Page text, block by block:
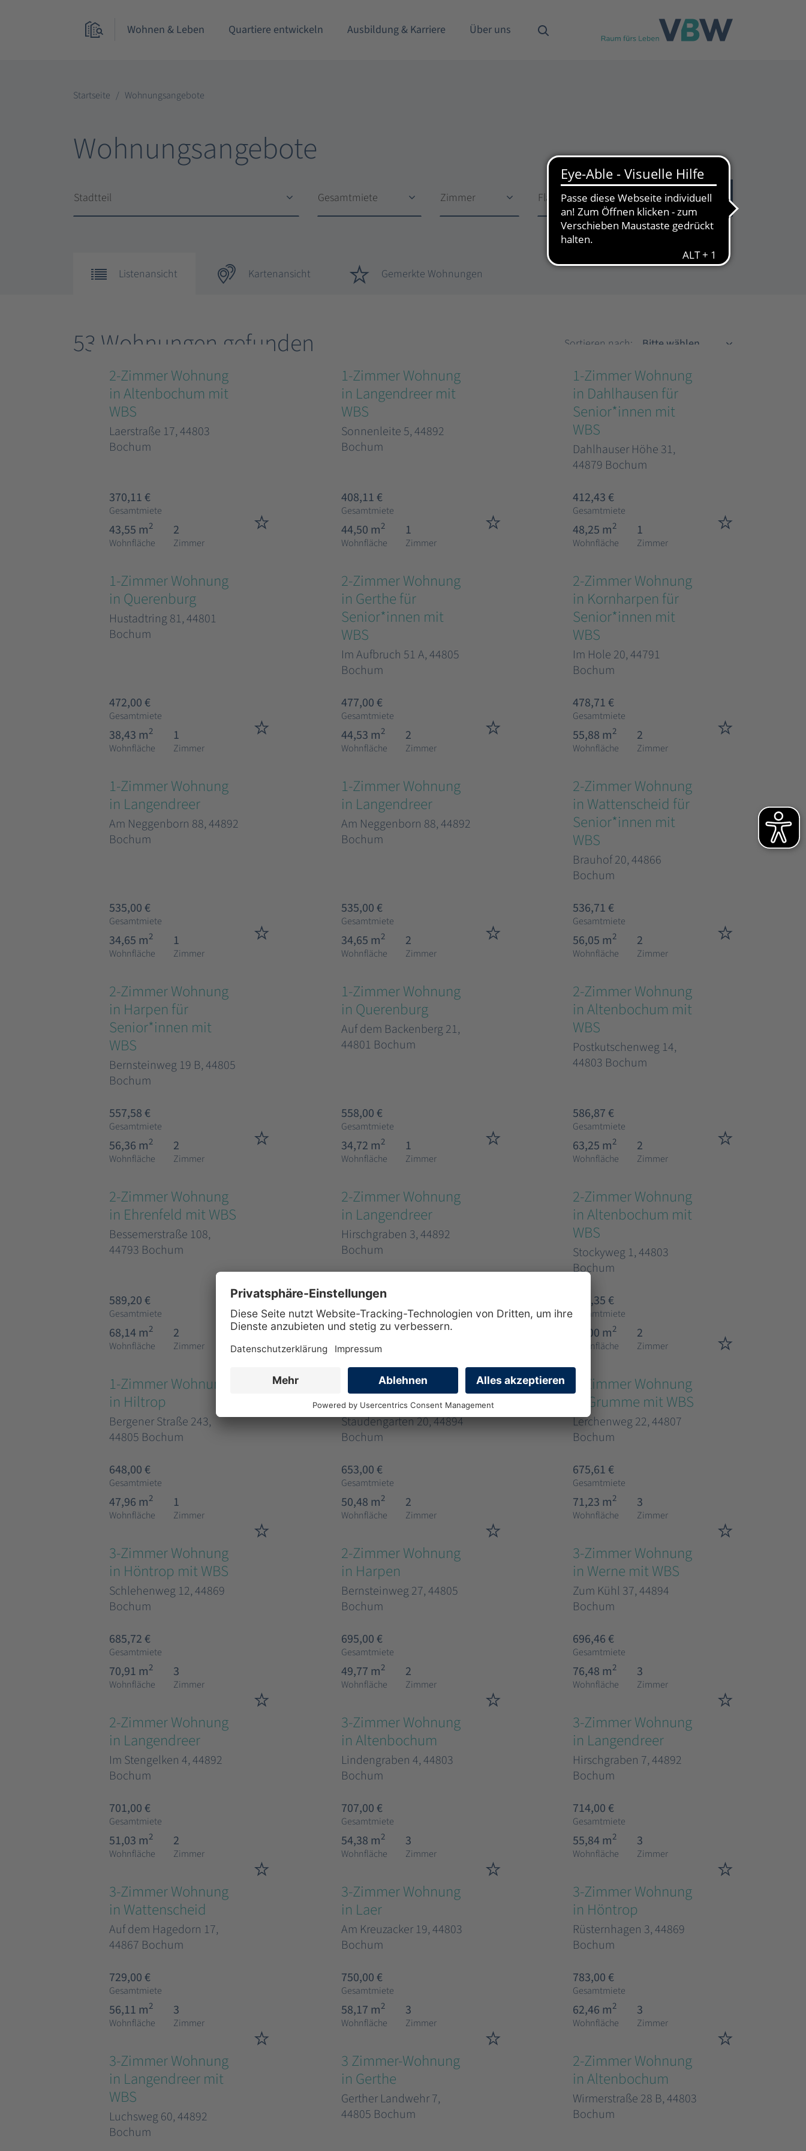
Wohnen & Leben Quartiere entwickeln Ausbildung & Karriere Über uns
Startseite Wohnungsangebote
Wohnungsangebote
Stadtteil Gesamtmiete Zimmer
Fläche
Fläche 53Treffer
Listenansicht Kartenansicht Gemerkte Wohnungen
53 Wohnungen gefunden Sortieren nach:
2-Zimmer Wohnung
in Altenbochum mit
WBS
Laerstraße 17, 44803
Bochum
370,11 €
Gesamtmiete
43,55 m2
Wohnfläche
2
Zimmer
1-Zimmer Wohnung
in Langendreer mit
WBS
Sonnenleite 5, 44892
Bochum
408,11 €
Gesamtmiete
44,50 m2
Wohnfläche
1
Zimmer
1-Zimmer Wohnung
in Dahlhausen für
Senior*innen mit
WBS
Dahlhauser Höhe 31,
44879 Bochum
412,43 €
Gesamtmiete
48,25 m2
Wohnfläche
1
Zimmer
1-Zimmer Wohnung
in Querenburg
Hustadtring 81, 44801
Bochum
472,00 €
Gesamtmiete
38,43 m2
Wohnfläche
1
Zimmer
2-Zimmer Wohnung
in Gerthe für
Senior*innen mit
WBS
Im Aufbruch 51 A, 44805
Bochum
477,00 €
Gesamtmiete
44,53 m2
Wohnfläche
2
Zimmer
2-Zimmer Wohnung
in Kornharpen für
Senior*innen mit
WBS
Im Hole 20, 44791
Bochum
478,71 €
Gesamtmiete
55,88 m2
Wohnfläche
2
Zimmer
1-Zimmer Wohnung
in Langendreer
Am Neggenborn 88, 44892
Bochum
535,00 €
Gesamtmiete
34,65 m2
Wohnfläche
1
Zimmer
1-Zimmer Wohnung
in Langendreer
Am Neggenborn 88, 44892
Bochum
535,00 €
Gesamtmiete
34,65 m2
Wohnfläche
2
Zimmer
2-Zimmer Wohnung
in Wattenscheid für
Senior*innen mit
WBS
Brauhof 20, 44866
Bochum
536,71 €
Gesamtmiete
56,05 m2
Wohnfläche
2
Zimmer
2-Zimmer Wohnung
in Harpen für
Senior*innen mit
WBS
Bernsteinweg 19 B, 44805
Bochum
557,58 €
Gesamtmiete
56,36 m2
Wohnfläche
2
Zimmer
1-Zimmer Wohnung
in Querenburg
Auf dem Backenberg 21,
44801 Bochum
558,00 €
Gesamtmiete
34,72 m2
Wohnfläche
1
Zimmer
2-Zimmer Wohnung
in Altenbochum mit
WBS
Postkutschenweg 14,
44803 Bochum
586,87 €
Gesamtmiete
63,25 m2
Wohnfläche
2
Zimmer
2-Zimmer Wohnung
in Ehrenfeld mit WBS
Bessemerstraße 108,
44793 Bochum
589,20 €
Gesamtmiete
68,14 m2
Wohnfläche
2
Zimmer
2-Zimmer Wohnung
in Langendreer
Hirschgraben 3, 44892
Bochum
600,00 €
Gesamtmiete
46,24 m2
Wohnfläche
2
2-Zimmer Wohnung
in Altenbochum mit
WBS
Stockyweg 1, 44803
Bochum
608,35 €
Gesamtmiete
51,00 m2
Wohnfläche
2
Zimmer
1-Zimmer Wohnung
in Hiltrop
Bergener Straße 243,
44805 Bochum
648,00 €
Gesamtmiete
47,96 m2
Wohnfläche
1
Zimmer
2-Zimmer Wohnung
in Werne
Staudengarten 20, 44894
Bochum
653,00 €
Gesamtmiete
50,48 m2
Wohnfläche
2
Zimmer
3-Zimmer Wohnung
in Grumme mit WBS
Lerchenweg 22, 44807
Bochum
675,61 €
Gesamtmiete
71,23 m2
Wohnfläche
3
Zimmer
3-Zimmer Wohnung
in Höntrop mit WBS
Schlehenweg 12, 44869
Bochum
685,72 €
Gesamtmiete
70,91 m2
Wohnfläche
3
Zimmer
2-Zimmer Wohnung
in Harpen
Bernsteinweg 27, 44805
Bochum
695,00 €
Gesamtmiete
49,77 m2
Wohnfläche
2
Zimmer
3-Zimmer Wohnung
in Werne mit WBS
Zum Kühl 37, 44894
Bochum
696,46 €
Gesamtmiete
76,48 m2
Wohnfläche
3
Zimmer
2-Zimmer Wohnung
in Langendreer
Im Stengelken 4, 44892
Bochum
701,00 €
Gesamtmiete
51,03 m2
Wohnfläche
2
Zimmer
3-Zimmer Wohnung
in Altenbochum
Lindengraben 4, 44803
Bochum
707,00 €
Gesamtmiete
54,38 m2
Wohnfläche
3
Zimmer
3-Zimmer Wohnung
in Langendreer
Hirschgraben 7, 44892
Bochum
714,00 €
Gesamtmiete
55,84 m2
Wohnfläche
3
Zimmer
3-Zimmer Wohnung
in Wattenscheid
Auf dem Hagedorn 17,
44867 Bochum
729,00 €
Gesamtmiete
56,11 m2
Wohnfläche
3
Zimmer
3-Zimmer Wohnung
in Laer
Am Kreuzacker 19, 44803
Bochum
750,00 €
Gesamtmiete
58,17 m2
Wohnfläche
3
Zimmer
3-Zimmer Wohnung
in Höntrop
Rüsternhagen 3, 44869
Bochum
783,00 €
Gesamtmiete
62,46 m2
Wohnfläche
3
Zimmer
3-Zimmer Wohnung
in Langendreer mit
WBS
Luchsweg 60, 44892
Bochum
3 Zimmer-Wohnung
in Gerthe
Gerther Landwehr 7,
44805 Bochum
2-Zimmer Wohnung
in Altenbochum
Wirmerstraße 28 B, 44803
Bochum